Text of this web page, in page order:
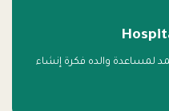
لمساعدة والده فكرة إنشاء